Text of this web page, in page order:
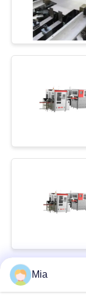
ম্যাপ
Mia